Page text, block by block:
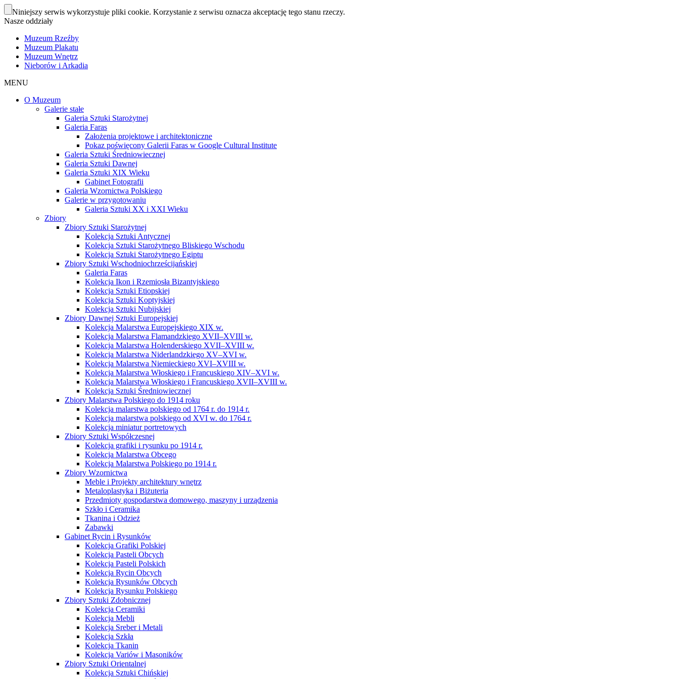
Niniejszy serwis wykorzystuje pliki cookie. Korzystanie z serwisu oznacza akceptację tego stanu rzeczy.
Nasze oddziały
Muzeum Rzeźby
Muzeum Plakatu
Muzeum Wnętrz
Nieborów i Arkadia
MENU
O Muzeum
Galerie stałe
Galeria Sztuki Starożytnej
Galeria Faras
Założenia projektowe i architektoniczne
Pokaz poświęcony Galerii Faras w Google Cultural Institute
Galeria Sztuki Średniowiecznej
Galeria Sztuki Dawnej
Galeria Sztuki XIX Wieku
Gabinet Fotografii
Galeria Wzornictwa Polskiego
Galerie w przygotowaniu
Galeria Sztuki XX i XXI Wieku
Zbiory
Zbiory Sztuki Starożytnej
Kolekcja Sztuki Antycznej
Kolekcja Sztuki Starożytnego Bliskiego Wschodu
Kolekcja Sztuki Starożytnego Egiptu
Zbiory Sztuki Wschodniochrześcijańskiej
Galeria Faras
Kolekcja Ikon i Rzemiosła Bizantyjskiego
Kolekcja Sztuki Etiopskiej
Kolekcja Sztuki Koptyjskiej
Kolekcja Sztuki Nubijskiej
Zbiory Dawnej Sztuki Europejskiej
Kolekcja Malarstwa Europejskiego XIX w.
Kolekcja Malarstwa Flamandzkiego XVII–XVIII w.
Kolekcja Malarstwa Holenderskiego XVII–XVIII w.
Kolekcja Malarstwa Niderlandzkiego XV–XVI w.
Kolekcja Malarstwa Niemieckiego XVI–XVIII w.
Kolekcja Malarstwa Włoskiego i Francuskiego XIV–XVI w.
Kolekcja Malarstwa Włoskiego i Francuskiego XVII–XVIII w.
Kolekcja Sztuki Średniowiecznej
Zbiory Malarstwa Polskiego do 1914 roku
Kolekcja malarstwa polskiego od 1764 r. do 1914 r.
Kolekcja malarstwa polskiego od XVI w. do 1764 r.
Kolekcja miniatur portretowych
Zbiory Sztuki Współczesnej
Kolekcja grafiki i rysunku po 1914 r.
Kolekcja Malarstwa Obcego
Kolekcja Malarstwa Polskiego po 1914 r.
Zbiory Wzornictwa
Meble i Projekty architektury wnętrz
Metaloplastyka i Biżuteria
Przedmioty gospodarstwa domowego, maszyny i urządzenia
Szkło i Ceramika
Tkanina i Odzież
Zabawki
Gabinet Rycin i Rysunków
Kolekcja Grafiki Polskiej
Kolekcja Pasteli Obcych
Kolekcja Pasteli Polskich
Kolekcja Rycin Obcych
Kolekcja Rysunków Obcych
Kolekcja Rysunku Polskiego
Zbiory Sztuki Zdobnicznej
Kolekcja Ceramiki
Kolekcja Mebli
Kolekcja Sreber i Metali
Kolekcja Szkła
Kolekcja Tkanin
Kolekcja Variów i Masoników
Zbiory Sztuki Orientalnej
Kolekcja Sztuki Chińskiej